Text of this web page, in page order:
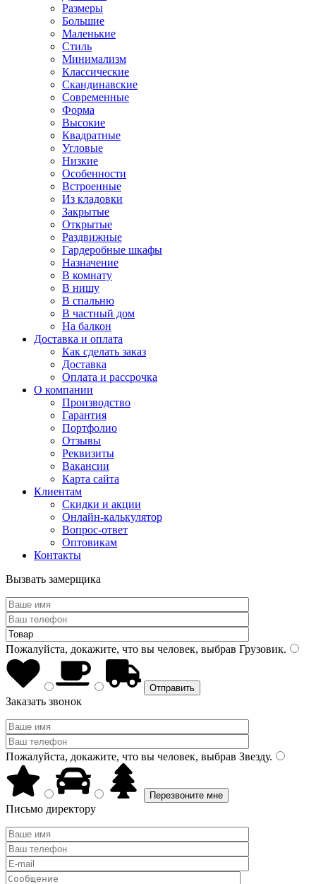
Размеры
Большие
Маленькие
Стиль
Минимализм
Классические
Скандинавские
Современные
Форма
Высокие
Квадратные
Угловые
Низкие
Особенности
Встроенные
Из кладовки
Закрытые
Открытые
Раздвижные
Гардеробные шкафы
Назначение
В комнату
В нишу
В спальню
В частный дом
На балкон
Доставка и оплата
Как сделать заказ
Доставка
Оплата и рассрочка
О компании
Производство
Гарантия
Портфолио
Отзывы
Реквизиты
Вакансии
Карта сайта
Клиентам
Скидки и акции
Онлайн-калькулятор
Вопрос-ответ
Оптовикам
Контакты
Вызвать замерщика
Пожалуйста, докажите, что вы человек, выбрав Грузовик.
Заказать звонок
Пожалуйста, докажите, что вы человек, выбрав Звезду.
Письмо директору